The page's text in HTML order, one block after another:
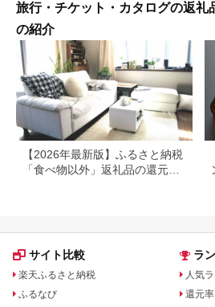
旅行・チケット・カタログの返礼
の紹介
【2026年最新版】ふるさと納税
「食べ物以外」返礼品の還元率
サイト比較
楽天ふるさと納税
ふるなび
ラ
人気
還元